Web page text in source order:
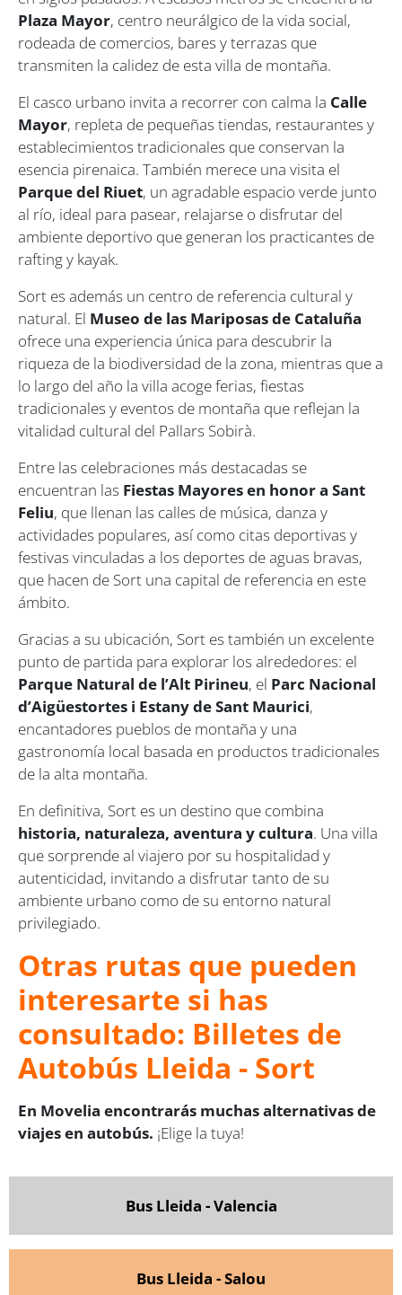
Plaza Mayor, centro neurálgico de la vida social,
rodeada de comercios, bares y terrazas que
transmiten la calidez de esta villa de montaña.
El casco urbano invita a recorrer con calma la Calle
Mayor, repleta de pequeñas tiendas, restaurantes y
establecimientos tradicionales que conservan la
esencia pirenaica. También merece una visita el
Parque del Riuet, un agradable espacio verde junto
al río, ideal para pasear, relajarse o disfrutar del
ambiente deportivo que generan los practicantes de
rafting y kayak.
Sort es además un centro de referencia cultural y
natural. El Museo de las Mariposas de Cataluña
ofrece una experiencia única para descubrir la
riqueza de la biodiversidad de la zona, mientras que a
lo largo del año la villa acoge ferias, fiestas
tradicionales y eventos de montaña que reflejan la
vitalidad cultural del Pallars Sobirà.
Entre las celebraciones más destacadas se
encuentran las Fiestas Mayores en honor a Sant
Feliu, que llenan las calles de música, danza y
actividades populares, así como citas deportivas y
festivas vinculadas a los deportes de aguas bravas,
que hacen de Sort una capital de referencia en este
ámbito.
Gracias a su ubicación, Sort es también un excelente
punto de partida para explorar los alrededores: el
Parque Natural de l’Alt Pirineu, el Parc Nacional
d’Aigüestortes i Estany de Sant Maurici,
encantadores pueblos de montaña y una
gastronomía local basada en productos tradicionales
de la alta montaña.
En definitiva, Sort es un destino que combina
historia, naturaleza, aventura y cultura. Una villa
que sorprende al viajero por su hospitalidad y
autenticidad, invitando a disfrutar tanto de su
ambiente urbano como de su entorno natural
privilegiado.
Otras rutas que pueden
interesarte si has
consultado: Billetes de
Autobús Lleida - Sort
En Movelia encontrarás muchas alternativas de
viajes en autobús. ¡Elige la tuya!
Bus Lleida - Valencia
Bus Lleida - Salou